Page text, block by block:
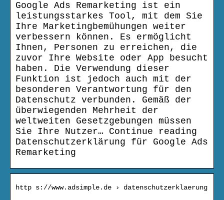
Google Ads Remarketing ist ein
leistungsstarkes Tool, mit dem Sie
Ihre Marketingbemühungen weiter
verbessern können. Es ermöglicht
Ihnen, Personen zu erreichen, die
zuvor Ihre Website oder App besucht
haben. Die Verwendung dieser
Funktion ist jedoch auch mit der
besonderen Verantwortung für den
Datenschutz verbunden. Gemäß der
überwiegenden Mehrheit der
weltweiten Gesetzgebungen müssen
Sie Ihre Nutzer… Continue reading
Datenschutzerklärung für Google Ads
Remarketing
http s://www.adsimple.de › datenschutzerklaerung